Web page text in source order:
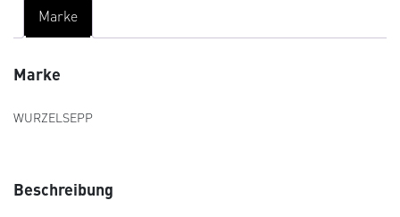
Marke
Marke
WURZELSEPP
Beschreibung